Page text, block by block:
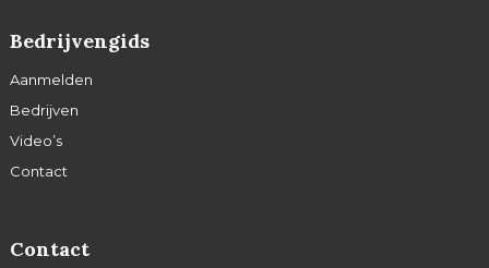
Bedrijvengids
Aanmelden
Bedrijven
Video’s
Contact
Contact